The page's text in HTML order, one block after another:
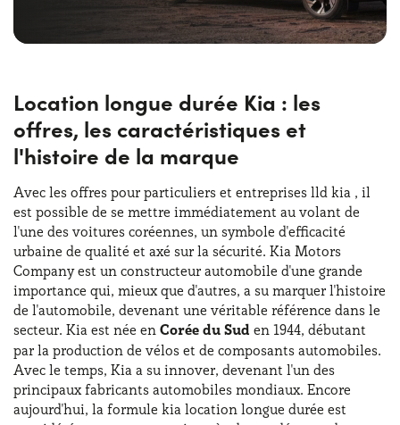
Location longue durée Kia : les
offres, les caractéristiques et
l'histoire de la marque
Avec les offres pour particuliers et entreprises lld kia , il
est possible de se mettre immédiatement au volant de
l'une des voitures coréennes, un symbole d'efficacité
urbaine de qualité et axé sur la sécurité. Kia Motors
Company est un constructeur automobile d'une grande
importance qui, mieux que d'autres, a su marquer l'histoire
de l'automobile, devenant une véritable référence dans le
secteur. Kia est née en Corée du Sud en 1944, débutant
par la production de vélos et de composants automobiles.
Avec le temps, Kia a su innover, devenant l'un des
principaux fabricants automobiles mondiaux. Encore
aujourd'hui, la formule kia location longue durée est